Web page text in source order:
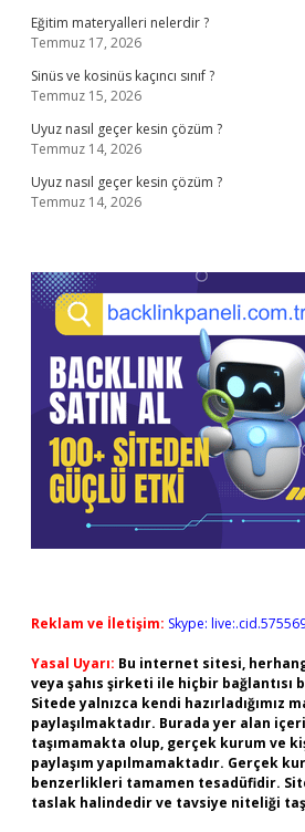
Eğitim materyalleri nelerdir ?
Temmuz 17, 2026
Sinüs ve kosinüs kaçıncı sınıf ?
Temmuz 15, 2026
Uyuz nasıl geçer kesin çözüm ?
Temmuz 14, 2026
Uyuz nasıl geçer kesin çözüm ?
Temmuz 14, 2026
Reklam ve İletişim: Skype:
Yasal Uyarı: Bu internet sitesi,
veya şahıs şirketi ile hiçbir bağlantısı
Sitede yalnızca kendi hazırladığımız
paylaşılmaktadır. Burada yer alan
taşımamakta olup, gerçek kurum ve
paylaşım yapılmamaktadır. Gerçek
benzerlikleri tamamen tesadüfidir.
taslak halindedir ve tavsiye niteliği